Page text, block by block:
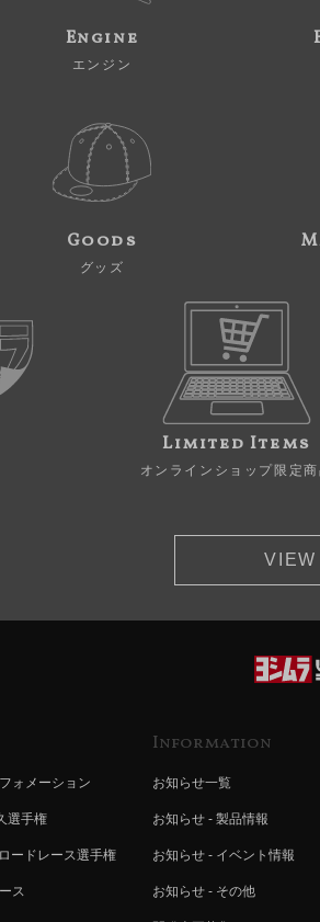
Engine
エンジン
Goods
グッズ
Limited Items
オンラインショップ限定商
VIEW
ォメーション
選手権
ードレース選手権
ス
Information
お知らせ一覧
お知らせ - 製品情報
お知らせ - イベント情報
お知らせ - その他